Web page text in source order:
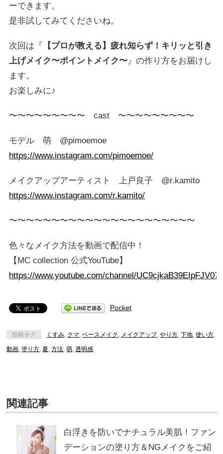
ーできます。
是非試してみてくださいね。
次回は『
【プロが教える】疲れ知らず！キリッと引き
上げメイク〜ポイントメイク〜』の作り方をお届けし
ます。
お楽しみに♪
〜〜〜〜〜〜〜〜〜 cast 〜〜〜〜〜〜〜〜〜
モデル 萌 @pimoemoe
https://www.instagram.com/pimoemoe/
メイクアップアーティスト 上戸良子 @r.kamito
https://www.instagram.com/r.kamito/
〜〜〜〜〜〜〜〜〜〜〜〜〜〜〜〜〜〜〜〜〜〜
色々なメイク方法を動画で配信中！
【MC collection 公式YouTube】
https://www.youtube.com/channel/
Pocket
投稿タグ くすみ, クマ,ベースメイク , メイクアップ,やり方,下地,使い方,
動画,塗り方,夏,方法,萌,透明感
関連記事
白浮きを防いでナチュラル美肌！ファン
デーションの塗り方＆NGメイクをご紹